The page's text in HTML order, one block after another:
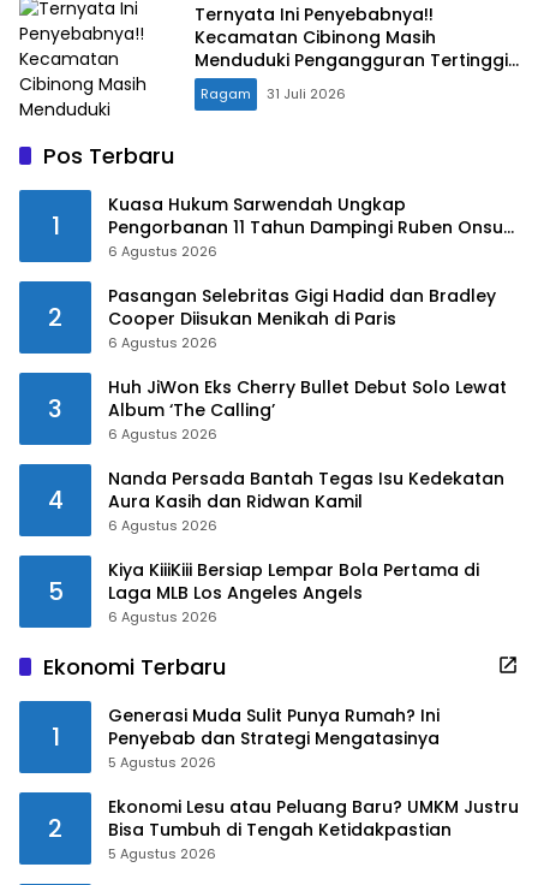
Ternyata Ini Penyebabnya!!
Kecamatan Cibinong Masih
Menduduki Pengangguran Tertinggi
di Kabupaten Bogor
Ragam 31 Juli 2026
Pos Terbaru
1
Kuasa Hukum Sarwendah Ungkap
Pengorbanan 11 Tahun Dampingi Ruben Onsu
Saat Sakit
6 Agustus 2026
2
Pasangan Selebritas Gigi Hadid dan Bradley
Cooper Diisukan Menikah di Paris
6 Agustus 2026
3
Huh JiWon Eks Cherry Bullet Debut Solo Lewat
Album ‘The Calling’
6 Agustus 2026
4
Nanda Persada Bantah Tegas Isu Kedekatan
Aura Kasih dan Ridwan Kamil
6 Agustus 2026
5
Kiya KiiiKiii Bersiap Lempar Bola Pertama di
Laga MLB Los Angeles Angels
6 Agustus 2026
Ekonomi Terbaru
1
Generasi Muda Sulit Punya Rumah? Ini
Penyebab dan Strategi Mengatasinya
5 Agustus 2026
2
Ekonomi Lesu atau Peluang Baru? UMKM Justru
Bisa Tumbuh di Tengah Ketidakpastian
5 Agustus 2026